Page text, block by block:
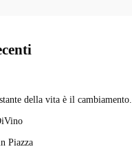
della vita è il cambiamento.
Piazza